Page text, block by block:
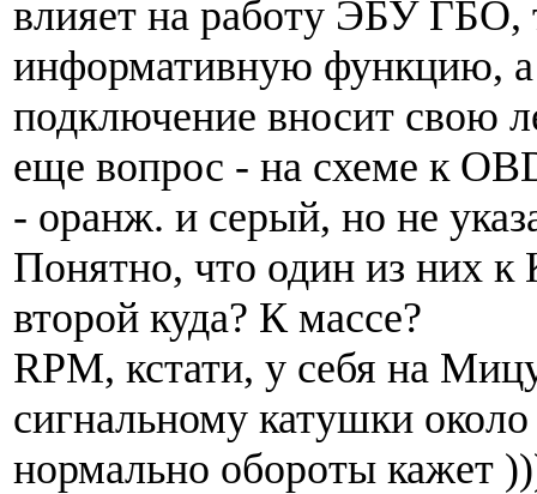
влияет на работу ЭБУ ГБО,
информативную функцию, а
подключение вносит свою
еще вопрос - на схеме к
- оранж. и серый, но не
Понятно, что один из них
второй куда? К массе?
RPM, кстати, у себя на
сигнальному катушки
нормально обороты кажет